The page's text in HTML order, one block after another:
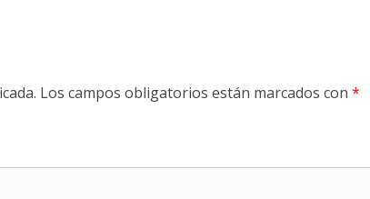
Los campos obligatorios están marcados con *